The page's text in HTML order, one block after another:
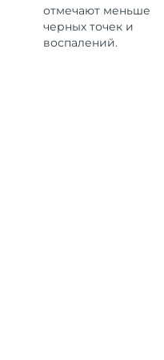
отмечают меньше
черных точек и
воспалений.